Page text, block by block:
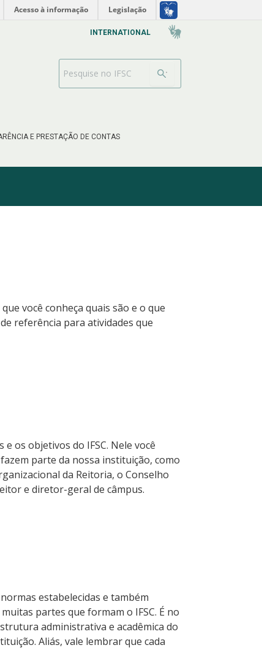
Acesso à informação Legislação
E PRESTAÇÃO DE CONTAS
INTERNATIONAL
Barra de busca
você conheça quais são e o que
referência para atividades que
os objetivos do IFSC. Nele você
parte da nossa instituição, como
da Reitoria, o Conselho
e diretor-geral de câmpus.
estabelecidas e também
partes que formam o IFSC. É no
administrativa e acadêmica do
Aliás, vale lembrar que cada